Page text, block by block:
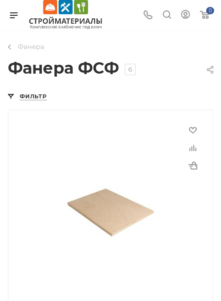
0
Фанера
Фанера ФСФ 6
ФИЛЬТР